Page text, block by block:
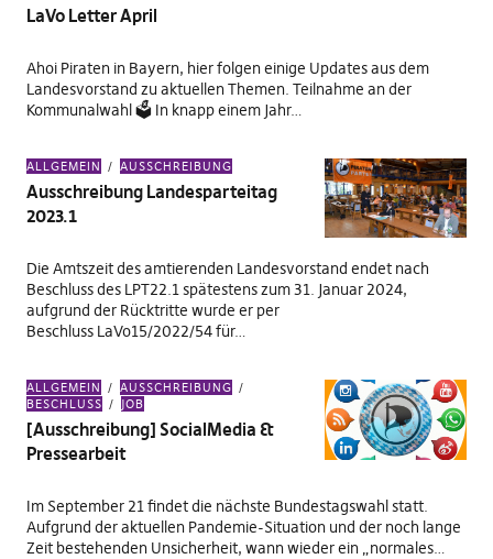
LaVo Letter April
Ahoi Piraten in Bayern, hier folgen einige Updates aus dem
Landesvorstand zu aktuellen Themen. Teilnahme an der
Kommunalwahl 🗳️ In knapp einem Jahr…
ALLGEMEIN AUSSCHREIBUNG
Ausschreibung Landesparteitag
2023.1
Die Amtszeit des amtierenden Landesvorstand endet nach
Beschluss des LPT22.1 spätestens zum 31. Januar 2024,
aufgrund der Rücktritte wurde er per
Beschluss LaVo15/2022/54 für…
ALLGEMEIN
AUSSCHREIBUNG
BESCHLUSS
JOB
[Ausschreibung] SocialMedia &
Pressearbeit
Im September 21 findet die nächste Bundestagswahl statt.
Aufgrund der aktuellen Pandemie-Situation und der noch lange
Zeit bestehenden Unsicherheit, wann wieder ein „normales…